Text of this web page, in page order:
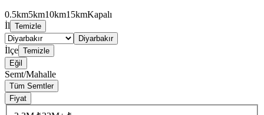
0.5km5km10km15kmKapalı
İl Temizle
Diyarbakır
İlçe Temizle
Eğil
Semt/Mahalle
Tüm Semtler
Fiyat